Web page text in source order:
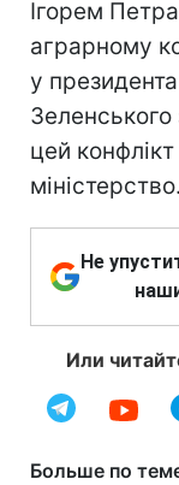
Ігорем
аграрному
у
цей
міністерство.
Не
Или
Больше по